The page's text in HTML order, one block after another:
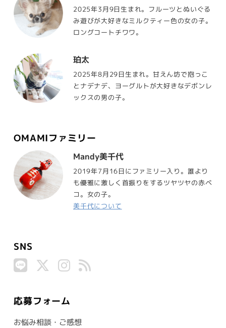
2025年3月9日生まれ。フルーツとぬいぐる
み遊びが大好きなミルクティー色の女の子。
ロングコートチワワ。
珀太
2025年8月29日生まれ。甘えん坊で抱っこ
とナデナデ、ヨーグルトが大好きなデボンレ
ックスの男の子。
OMAMIファミリー
Mandy美千代
2019年7月16日にファミリー入り。誰より
も優雅に激しく首振りをするツヤツヤの赤ベ
コ。女の子。
美千代について
SNS
応募フォーム
お悩み相談・ご感想